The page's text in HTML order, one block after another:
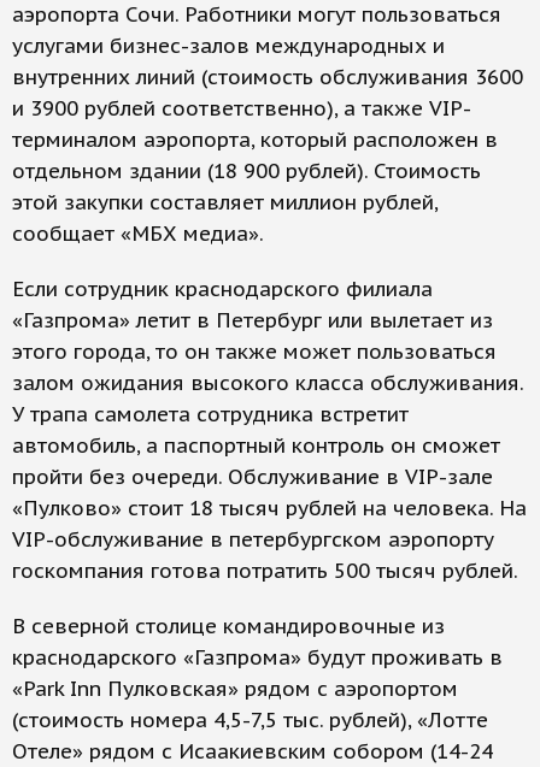
аэропорта Сочи. Работники могут пользоваться
услугами бизнес-залов международных и
внутренних линий (стоимость обслуживания 3600
и 3900 рублей соответственно), а также VIP-
терминалом аэропорта, который расположен в
отдельном здании (18 900 рублей). Стоимость
этой закупки составляет миллион рублей,
сообщает «МБХ медиа».
Если сотрудник краснодарского филиала
«Газпрома» летит в Петербург или вылетает из
этого города, то он также может пользоваться
залом ожидания высокого класса обслуживания.
У трапа самолета сотрудника встретит
автомобиль, а паспортный контроль он сможет
пройти без очереди. Обслуживание в VIP-зале
«Пулково» стоит 18 тысяч рублей на человека. На
VIP-обслуживание в петербургском аэропорту
госкомпания готова потратить 500 тысяч рублей.
В северной столице командировочные из
краснодарского «Газпрома» будут проживать в
«Park Inn Пулковская» рядом с аэропортом
(стоимость номера 4,5-7,5 тыс. рублей), «Лотте
Отеле» рядом с Исаакиевским собором (14-24